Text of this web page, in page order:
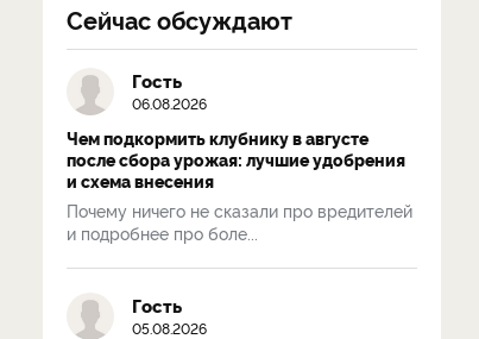
Сейчас обсуждают
Гость
06.08.2026
Чем подкормить клубнику в августе
после сбора урожая: лучшие удобрения
и схема внесения
Почему ничего не сказали про вредителей
и подробнее про боле...
Гость
05.08.2026